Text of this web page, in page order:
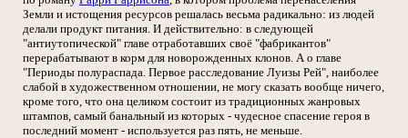
Земли и истощения ресурсов решалась весьма радикально: из людей
делали продукт питания. И действительно: в следующей
"антиутопической" главе отработавших своё "фабрикантов"
перерабатывают в корм для новорожденных клонов. А о главе
"Периоды полураспада. Первое расследование Луизы Рей", наиболее
слабой в художественном отношении, не могу сказать вообще ничего,
кроме того, что она целиком состоит из традиционных жанровых
штампов, самый банальный из которых - чудесное спасение героя в
последний момент - используется раз пять, не меньше.